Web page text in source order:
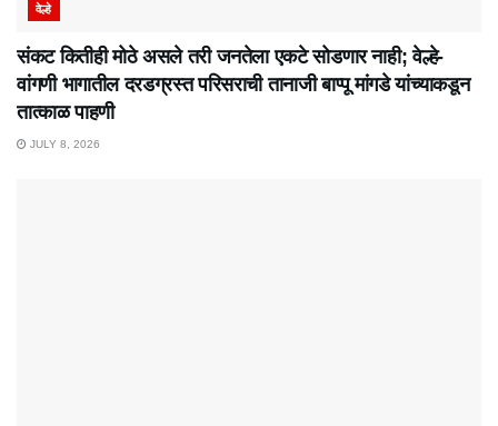
वेल्हे
संकट कितीही मोठे असले तरी जनतेला एकटे सोडणार नाही; वेल्हे-
वांगणी भागातील दरडग्रस्त परिसराची तानाजी बाप्पू मांगडे यांच्याकडून
तात्काळ पाहणी
JULY 8, 2026